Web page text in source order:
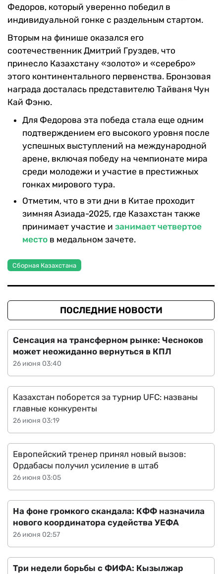
Федоров, который уверенно победил в
индивидуальной гонке с раздельным стартом.
Вторым на финише оказался его
соотечественник Дмитрий Груздев, что
принесло Казахстану «золото» и «серебро»
этого континентального первенства. Бронзовая
награда досталась представителю Тайваня Чун
Кай Фэню.
Для Федорова эта победа стала еще одним
подтверждением его высокого уровня после
успешных выступлений на международной
арене, включая победу на чемпионате мира
среди молодежи и участие в престижных
гонках мирового тура.
Отметим, что в эти дни в Китае проходит
зимняя Азиада-2025, где Казахстан также
принимает участие и занимает четвертое
место в медальном зачете.
Сборная Казахстана
ПОСЛЕДНИЕ НОВОСТИ
26 июня 03:40
Сенсация на трансферном рынке: Чесноков
может неожиданно вернуться в КПЛ
26 июня 03:19
Казахстан поборется за турнир UFC: названы
главные конкуренты
26 июня 03:05
Европейский тренер принял новый вызов:
Ордабасы получил усиление в штаб
26 июня 02:57
На фоне громкого скандала: КФФ назначила
нового координатора судейства УЕФА
Три недели борьбы с ФИФА: Кызылжар